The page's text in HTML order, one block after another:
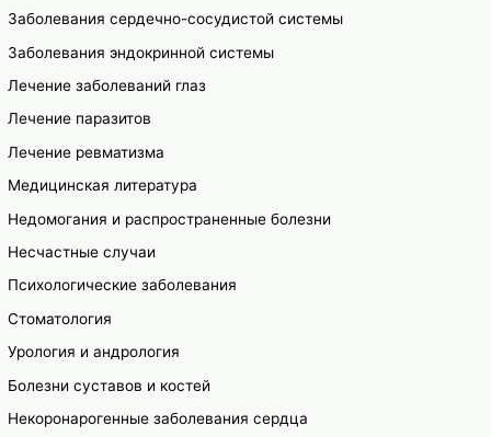
Заболевания сердечно-сосудистой системы
Заболевания эндокринной системы
Лечение заболеваний глаз
Лечение паразитов
Лечение ревматизма
Медицинская литература
Недомогания и распространенные болезни
Несчастные случаи
Психологические заболевания
Стоматология
Урология и андрология
Болезни суставов и костей
Некоронарогенные заболевания сердца